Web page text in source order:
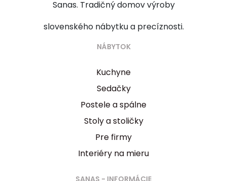
Sanas. Tradičný domov výroby
slovenského nábytku a precíznosti.
NÁBYTOK
Kuchyne
Sedačky
Postele a spálne
Stoly a stoličky
Pre firmy
Interiéry na mieru
SANAS - INFORMÁCIE